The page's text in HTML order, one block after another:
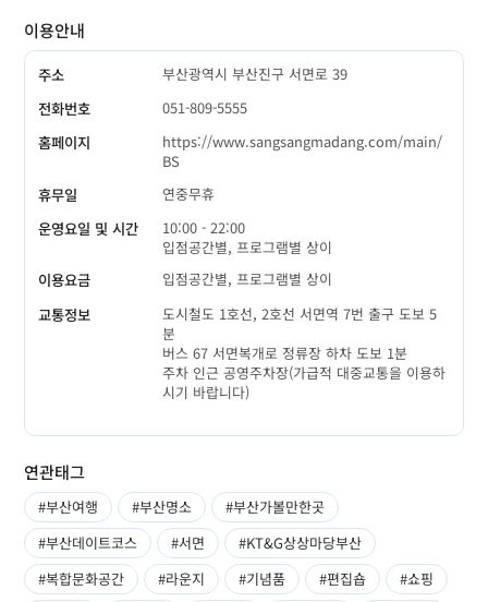
이용안내
주소
부산광역시 부산진구 서면로 39
전화번호
051-809-5555
홈페이지
https://www.sangsangmadang.com/main/
BS
휴무일
연중무휴
운영요일 및 시간
10:00 - 22:00
입점공간별, 프로그램별 상이
이용요금
입점공간별, 프로그램별 상이
교통정보
도시철도 1호선, 2호선 서면역 7번 출구 도보 5
분
버스 67 서면복개로 정류장 하차 도보 1분
주차 인근 공영주차장(가급적 대중교통을 이용하
시기 바랍니다)
연관태그
#부산여행 #부산명소
#부산가볼만한곳
#부산데이트코스
#서면
#KT&G상상마당부산
#복합문화공간
#라운지 #기념품 #편집숍
#쇼핑